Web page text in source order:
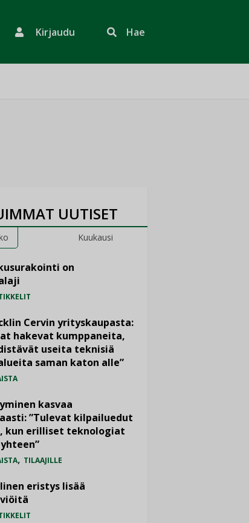
Kirjaudu Hae
UUTISET
Kuukausi
on
Cervin yrityskaupasta:
hakevat kumppaneita,
useita teknisiä
saman katon alle”
kasvaa
”Tulevat kilpailuedut
kun erilliset teknologiat
, TILAAJILLE
eristys lisää